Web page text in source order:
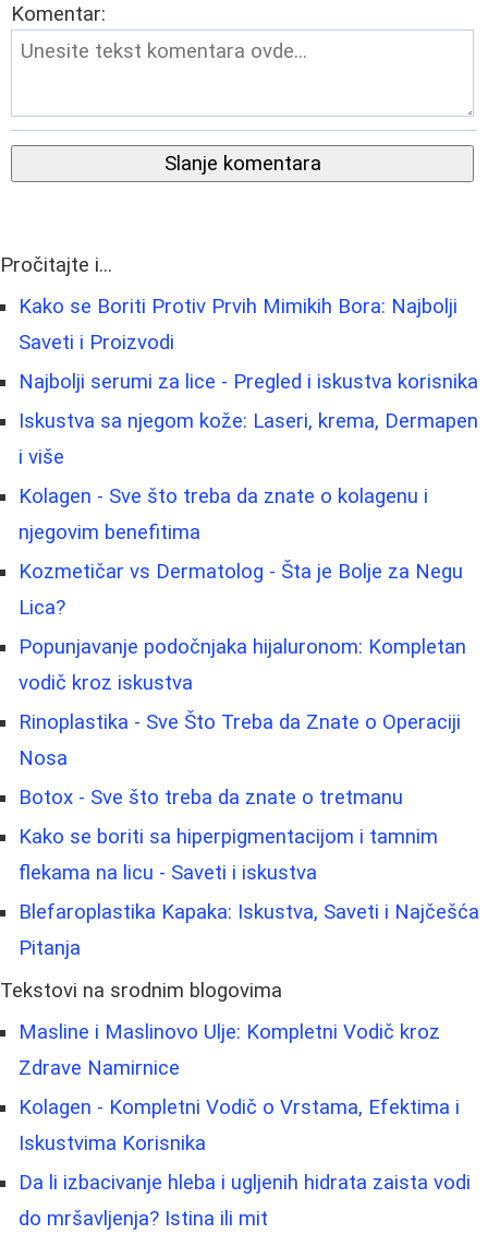
Komentar:
Slanje komentara
Pročitajte i...
Kako se Boriti Protiv Prvih Mimikih Bora: Najbolji
Saveti i Proizvodi
Najbolji serumi za lice - Pregled i iskustva korisnika
Iskustva sa njegom kože: Laseri, krema, Dermapen
i više
Kolagen - Sve što treba da znate o kolagenu i
njegovim benefitima
Kozmetičar vs Dermatolog - Šta je Bolje za Negu
Lica?
Popunjavanje podočnjaka hijaluronom: Kompletan
vodič kroz iskustva
Rinoplastika - Sve Što Treba da Znate o Operaciji
Nosa
Botox - Sve što treba da znate o tretmanu
Kako se boriti sa hiperpigmentacijom i tamnim
flekama na licu - Saveti i iskustva
Blefaroplastika Kapaka: Iskustva, Saveti i Najčešća
Pitanja
Tekstovi na srodnim blogovima
Masline i Maslinovo Ulje: Kompletni Vodič kroz
Zdrave Namirnice
Kolagen - Kompletni Vodič o Vrstama, Efektima i
Iskustvima Korisnika
Da li izbacivanje hleba i ugljenih hidrata zaista vodi
do mršavljenja? Istina ili mit